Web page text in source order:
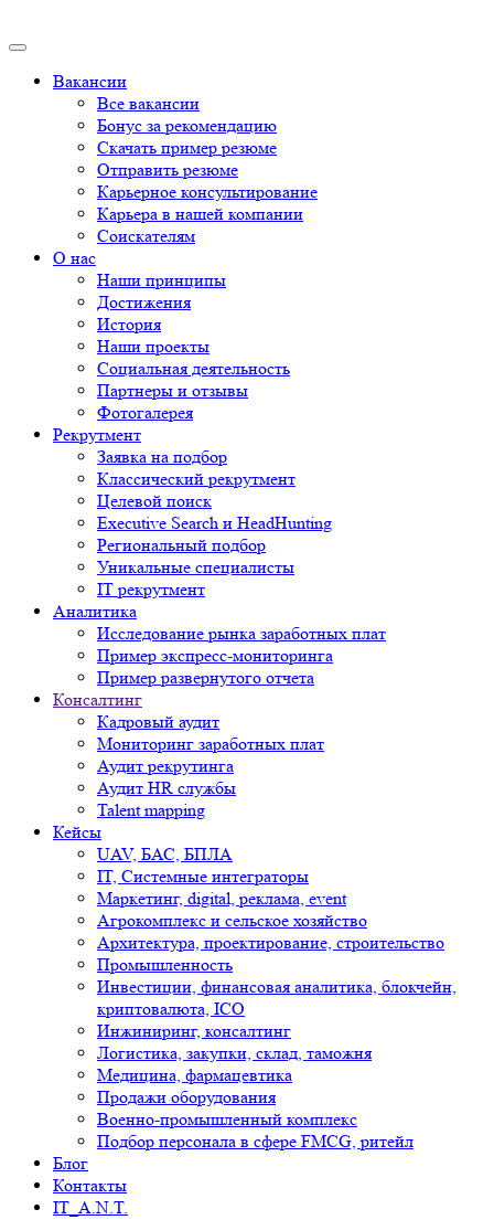
Вакансии
Все вакансии
Бонус за рекомендацию
Скачать пример резюме
Отправить резюме
Карьерное консультирование
Карьера в нашей компании
Соискателям
О нас
Наши принципы
Достижения
История
Наши проекты
Социальная деятельность
Партнеры и отзывы
Фотогалерея
Рекрутмент
Заявка на подбор
Классический рекрутмент
Целевой поиск
Executive Search и HeadHunting
Региональный подбор
Уникальные специалисты
IT рекрутмент
Аналитика
Исследование рынка заработных плат
Пример экспресс-мониторинга
Пример развернутого отчета
Консалтинг
Кадровый аудит
Мониторинг заработных плат
Аудит рекрутинга
Аудит HR службы
Talent mapping
Кейсы
UAV, БАС, БПЛА
IT, Системные интеграторы
Маркетинг, digital, реклама, event
Агрокомплекс и сельское хозяйство
Архитектура, проектирование, строительство
Промышленность
Инвестиции, финансовая аналитика, блокчейн,
криптовалюта, ICO
Инжиниринг, консалтинг
Логистика, закупки, склад, таможня
Медицина, фармацевтика
Продажи оборудования
Военно-промышленный комплекс
Подбор персонала в сфере FMCG, ритейл
Блог
Контакты
IT_A.N.T.